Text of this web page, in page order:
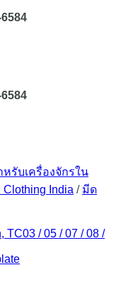
หรับเครื่องจักรใน
Clothing India / มีด